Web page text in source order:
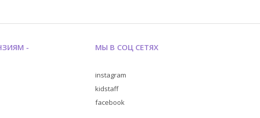
-
МЫ В СОЦ СЕТЯХ
instagram
kidstaff
facebook